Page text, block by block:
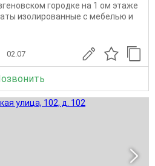
городке на 1 ом этаже
изолированные с мебелью и
02.07